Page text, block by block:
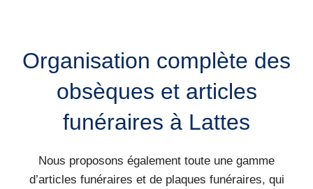
Organisation complète des
obsèques et articles
funéraires à Lattes
Nous proposons également toute une gamme
d’articles funéraires et de plaques funéraires, qui